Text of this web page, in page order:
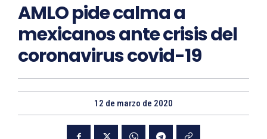
AMLO pide calma a
mexicanos ante crisis del
coronavirus covid-19
12 de marzo de 2020